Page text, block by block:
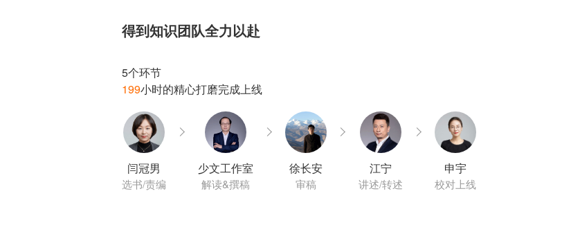
得到知识团队全力以赴
5个环节
199
小时的精心打磨完成上线
闫冠男
选书/责编
少文工作室
解读&撰稿
徐长安
审稿
江宁
讲述/转述
申宇
校对上线